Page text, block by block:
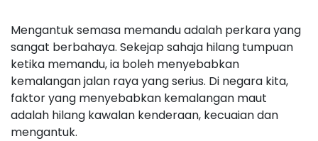
Mengantuk semasa memandu adalah perkara yang
sangat berbahaya. Sekejap sahaja hilang tumpuan
ketika memandu, ia boleh menyebabkan
kemalangan jalan raya yang serius. Di negara kita,
faktor yang menyebabkan kemalangan maut
adalah hilang kawalan kenderaan, kecuaian dan
mengantuk.